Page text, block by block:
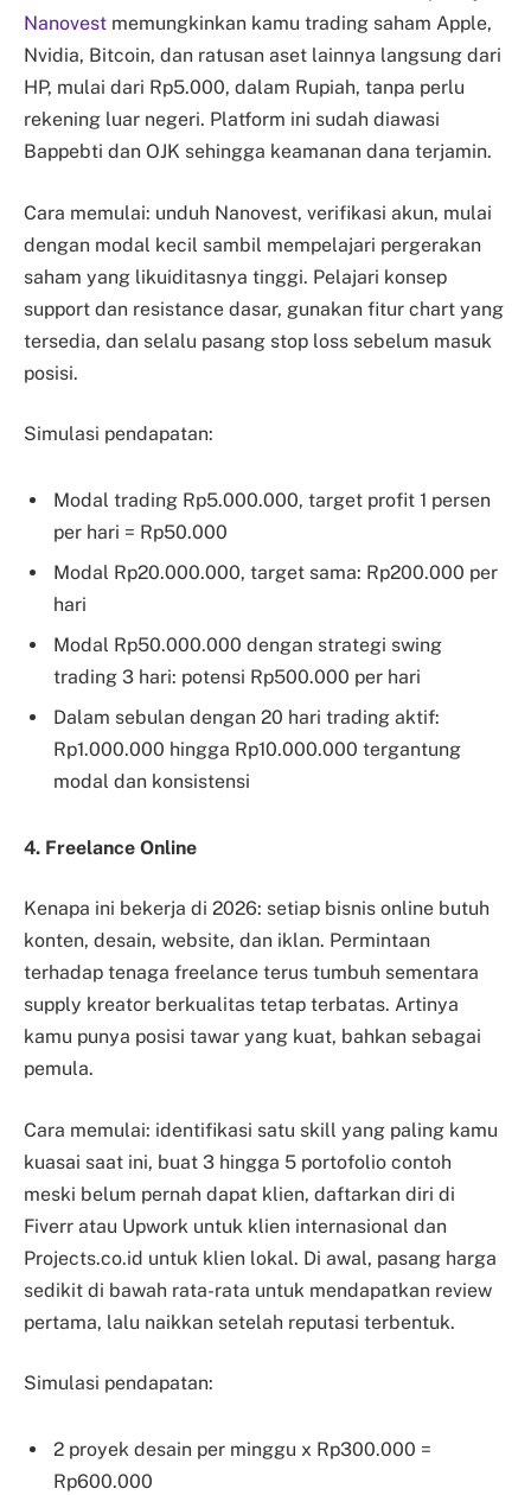
Nanovest memungkinkan kamu trading saham Apple,
Nvidia, Bitcoin, dan ratusan aset lainnya langsung dari
HP, mulai dari Rp5.000, dalam Rupiah, tanpa perlu
rekening luar negeri. Platform ini sudah diawasi
Bappebti dan OJK sehingga keamanan dana terjamin.
Cara memulai: unduh Nanovest, verifikasi akun, mulai
dengan modal kecil sambil mempelajari pergerakan
saham yang likuiditasnya tinggi. Pelajari konsep
support dan resistance dasar, gunakan fitur chart yang
tersedia, dan selalu pasang stop loss sebelum masuk
posisi.
Simulasi pendapatan:
Modal trading Rp5.000.000, target profit 1 persen
per hari = Rp50.000
Modal Rp20.000.000, target sama: Rp200.000 per
hari
Modal Rp50.000.000 dengan strategi swing
trading 3 hari: potensi Rp500.000 per hari
Dalam sebulan dengan 20 hari trading aktif:
Rp1.000.000 hingga Rp10.000.000 tergantung
modal dan konsistensi
4. Freelance Online
Kenapa ini bekerja di 2026: setiap bisnis online butuh
konten, desain, website, dan iklan. Permintaan
terhadap tenaga freelance terus tumbuh sementara
supply kreator berkualitas tetap terbatas. Artinya
kamu punya posisi tawar yang kuat, bahkan sebagai
pemula.
Cara memulai: identifikasi satu skill yang paling kamu
kuasai saat ini, buat 3 hingga 5 portofolio contoh
meski belum pernah dapat klien, daftarkan diri di
Fiverr atau Upwork untuk klien internasional dan
Projects.co.id untuk klien lokal. Di awal, pasang harga
sedikit di bawah rata-rata untuk mendapatkan review
pertama, lalu naikkan setelah reputasi terbentuk.
Simulasi pendapatan:
2 proyek desain per minggu x Rp300.000 =
Rp600.000